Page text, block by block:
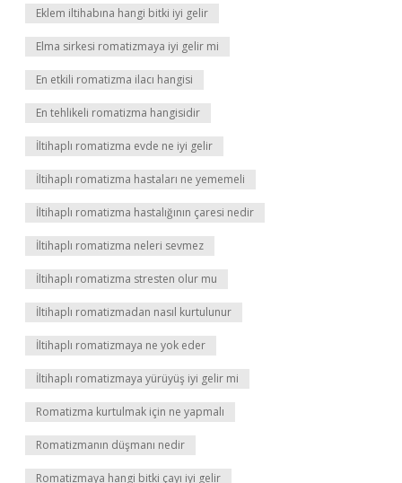
Eklem iltihabına hangi bitki iyi gelir
Elma sirkesi romatizmaya iyi gelir mi
En etkili romatizma ilacı hangisi
En tehlikeli romatizma hangisidir
İltihaplı romatizma evde ne iyi gelir
İltihaplı romatizma hastaları ne yememeli
İltihaplı romatizma hastalığının çaresi nedir
İltihaplı romatizma neleri sevmez
İltihaplı romatizma stresten olur mu
İltihaplı romatizmadan nasıl kurtulunur
İltihaplı romatizmaya ne yok eder
İltihaplı romatizmaya yürüyüş iyi gelir mi
Romatizma kurtulmak için ne yapmalı
Romatizmanın düşmanı nedir
Romatizmaya hangi bitki çayı iyi gelir